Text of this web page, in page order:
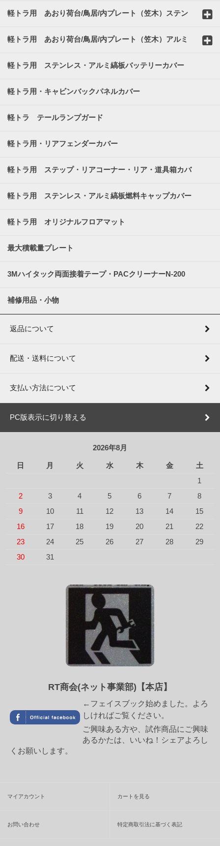
軽トラ用 あおり荷台/鳥居/内プレート（笠木）ステン
軽トラ用 あおり荷台/鳥居/内プレート（笠木）アルミ
軽トラ用 ステンレス・アルミ縞板バッテリーカバー
軽トラ用・キャビンバックパネルカバー
軽トラ テールランプガード
軽トラ用・リアフェンダーカバー
軽トラ用 ステップ・リアコーナー・リア・道具箱カバ
軽トラ用 ステンレス・アルミ縞板燃料キャップカバー
軽トラ用 オリジナルフロアマット
最大積載量プレート
3Mハイタック両面接着テープ・PACクリーナーN-200
補修用品・小物
返品について
配送・送料について
支払い方法について
PC版表示に切り替える
2026年8月
日 月 火 水 木 金
土
1
2
3 4 5 6 7
8
9
10 11 12 13 14
15
16
17 18 19 20 21
22
23
24 25 26 27 28
29
30
31
RT商会(ネット事業部)【本店】
←フェイスブック始めました。よろ
しければご覧ください。
ご興味ある方や、試作商品にご興味
あるかたは、いいね！シェアよろし
くお願いします。
マイアカウント カートを見る
お問い合わせ 特定商取引法に基づく表記